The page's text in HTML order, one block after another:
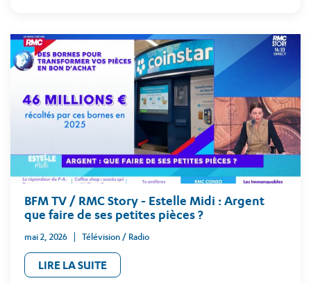
BFM TV / RMC Story - Estelle Midi : Argent
que faire de ses petites pièces ?
mai 2, 2026 Télévision / Radio
LIRE LA SUITE